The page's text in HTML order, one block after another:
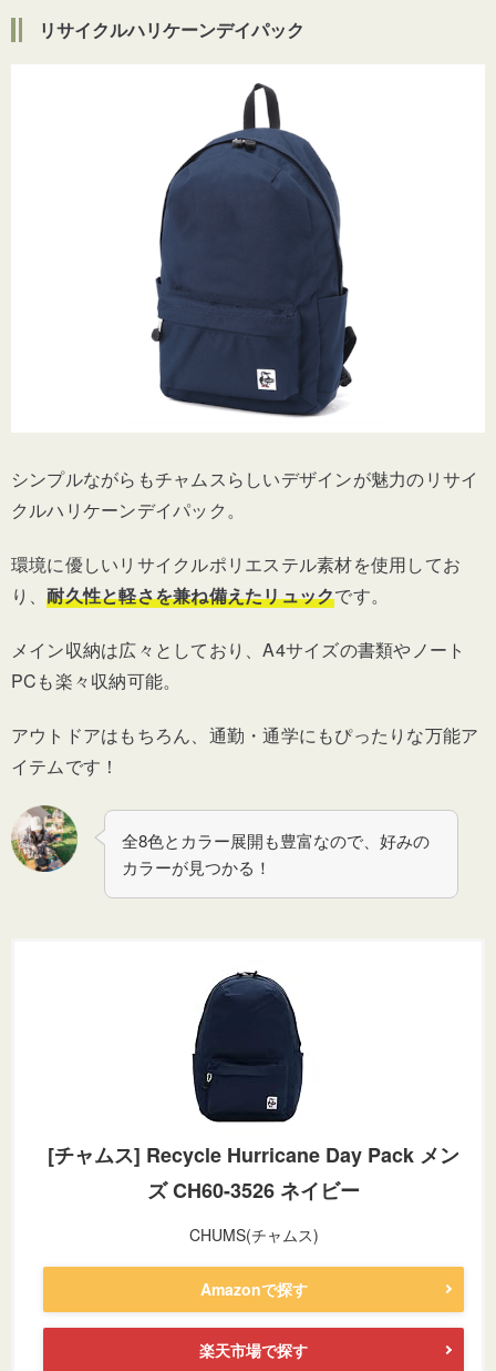
リサイクルハリケーンデイパック
シンプルながらもチャムスらしいデザインが魅力のリサイ
クルハリケーンデイパック。
環境に優しいリサイクルポリエステル素材を使用してお
り、耐久性と軽さを兼ね備えたリュックです。
メイン収納は広々としており、A4サイズの書類やノート
PCも楽々収納可能。
アウトドアはもちろん、通勤・通学にもぴったりな万能ア
イテムです！
全8色とカラー展開も豊富なので、好みの
カラーが見つかる！
[チャムス] Recycle Hurricane Day Pack メン
ズ CH60-3526 ネイビー
CHUMS(チャムス)
Amazonで探す
楽天市場で探す